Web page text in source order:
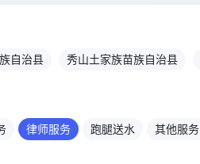
自治县 秀山土家族苗族自治县
律师服务 跑腿送水 其他服务